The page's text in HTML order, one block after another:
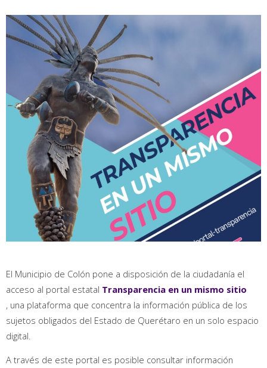
El Municipio de Colón pone a disposición de la ciudadanía el
acceso al portal estatal Transparencia en un mismo sitio
, una plataforma que concentra la información pública de los
sujetos obligados del Estado de Querétaro en un solo espacio
digital.
A través de este portal es posible consultar información